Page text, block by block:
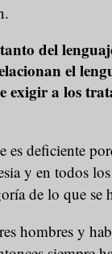
del
el
exigir a los
es deficiente
y en todos
de lo que se
hombres y